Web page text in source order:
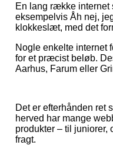
En lang række internet
eksempelvis Åh nej,
klokkeslæt, med det
Nogle enkelte internet
for et præcist beløb.
Aarhus, Farum eller
Det er efterhånden ret
herved har mange
produkter – til
fragt.